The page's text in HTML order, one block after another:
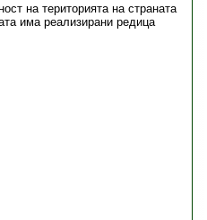
на територията на страната
има реализирани редица